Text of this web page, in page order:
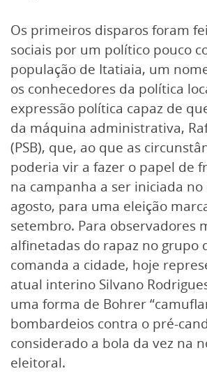
Os primeiros disparos foram
sociais por um político pouco
população de Itatiaia, um
os conhecedores da política
expressão política capaz de
da máquina administrativa,
(PSB), que, ao que as
poderia vir a fazer o papel de
na campanha a ser iniciada no
agosto, para uma eleição
setembro. Para observadores
alfinetadas do rapaz no grupo
comanda a cidade, hoje
atual interino Silvano
uma forma de Bohrer
bombardeios contra o pré-
considerado a bola da vez na
eleitoral.